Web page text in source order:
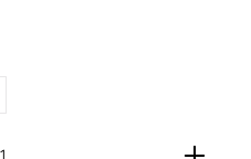
gewünschten Wert ein